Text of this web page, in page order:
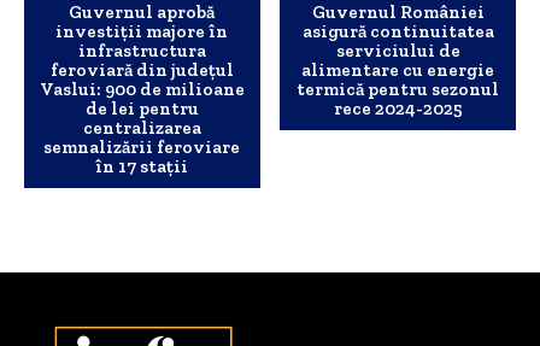
Guvernul aprobă
investiții majore în
infrastructura
feroviară din județul
Vaslui: 900 de milioane
de lei pentru
centralizarea
semnalizării feroviare
în 17 stații
Guvernul României
asigură continuitatea
serviciului de
alimentare cu energie
termică pentru sezonul
rece 2024-2025